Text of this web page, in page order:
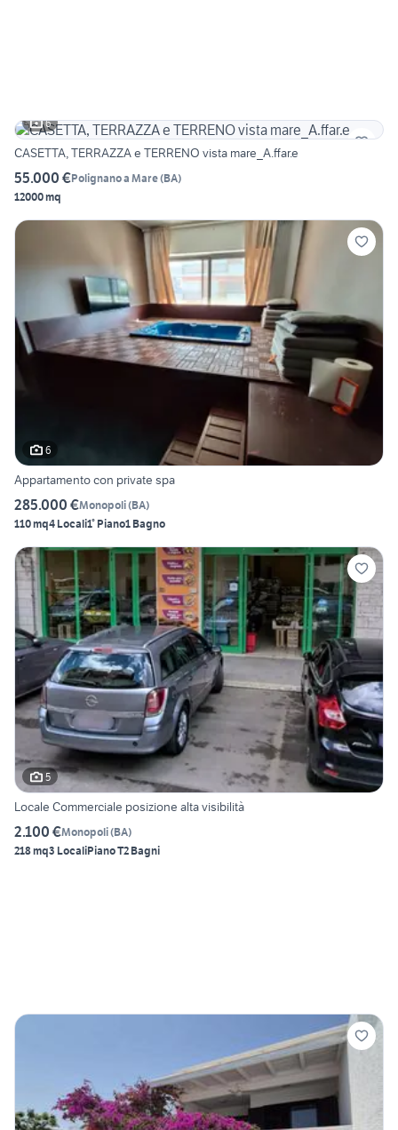
6
CASETTA, TERRAZZA e TERRENO vista mare_A.ffar.e
55.000 €Polignano a Mare(BA)
12000 mq
6
Appartamento con private spa
285.000 €Monopoli(BA)
110 mq4 Locali1° Piano1 Bagno
5
Locale Commerciale posizione alta visibilità
2.100 €Monopoli(BA)
218 mq3 LocaliPiano T2 Bagni